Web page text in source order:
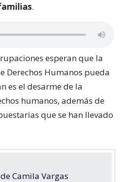
.
esperan que la
Derechos Humanos pueda
es el desarme de la
humanos, además de
que se han llevado
Camila Vargas